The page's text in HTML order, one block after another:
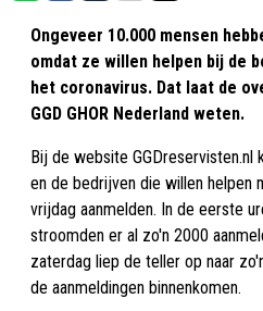
Ongeveer 10.000 mensen
omdat ze willen helpen bij de
het coronavirus. Dat laat de
GGD GHOR Nederland weten.
Bij de website GGDreservisten.nl
en de bedrijven die willen helpen
vrijdag aanmelden. In de eerste
stroomden er al zo'n 2000
zaterdag liep de teller op naar
de aanmeldingen binnenkomen.